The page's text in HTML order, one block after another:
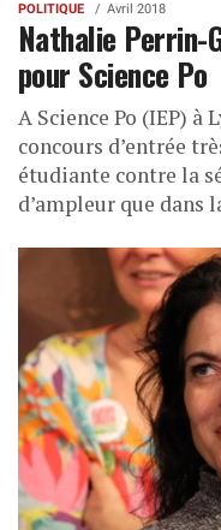
POLITIQUE Avril 2018
Nathalie
pour Science Po
A Science Po (IEP) à
concours d’entrée
étudiante contre la
d’ampleur que dans